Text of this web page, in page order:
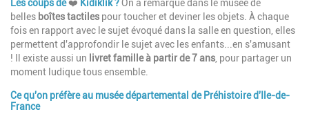
Les coups de❤️ Kidiklik ?On a remarqué dans le musée de
belles boîtes tactiles pour toucher et deviner les objets. À chaque
fois en rapport avec le sujet évoqué dans la salle en question, elles
permettent d'approfondir le sujet avec les enfants...en s'amusant
! Il existe aussi un livret famille à partir de 7 ans , pour partager un
moment ludique tous ensemble.
Ce qu'on préfère au musée départemental de Préhistoire d'Ile-de-
France